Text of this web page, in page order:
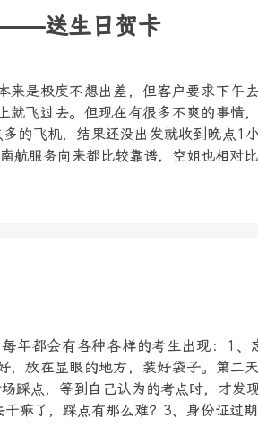
——送生日贺卡
来是极度不想出差，但客户要求下午
就飞过去。但现在有很多不爽的事情
的飞机，结果还没出发就收到晚点1
航服务向来都比较靠谱，空姐也相对
年都会有各种各样的考生出现：1、
，放在显眼的地方，装好袋子。第二
踩点，等到自己认为的考点时，才发
嘛了，踩点有那么难？3、身份证过